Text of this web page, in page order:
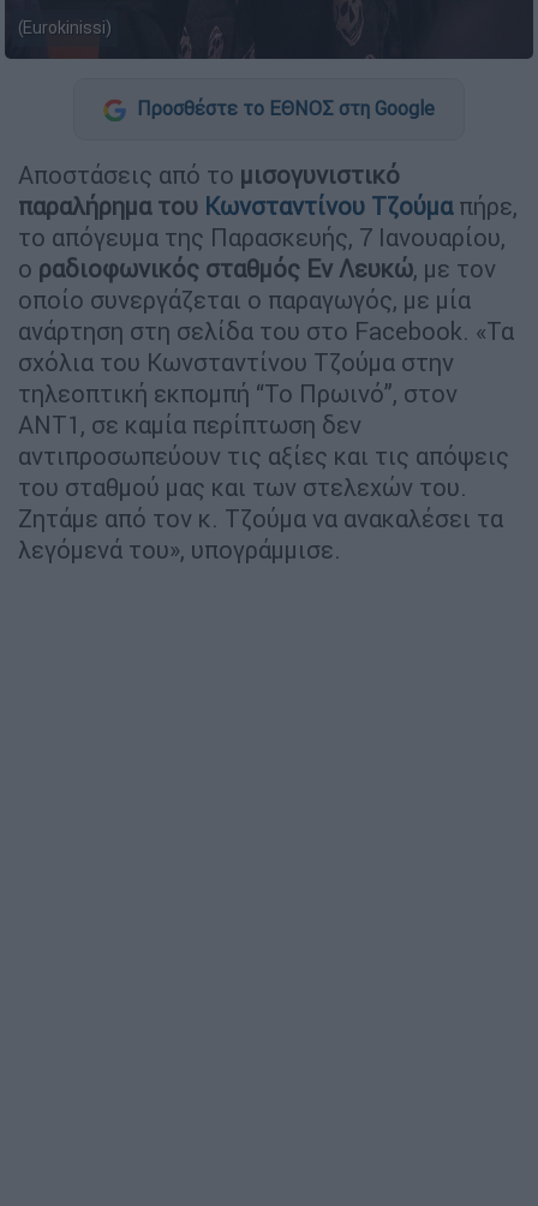
(Eurokinissi)
Προσθέστε το ΕΘΝΟΣ στη Google
Αποστάσεις από το μισογυνιστικό
παραλήρημα του Κωνσταντίνου Τζούμα πήρε,
το απόγευμα της Παρασκευής, 7 Ιανουαρίου,
ο ραδιοφωνικός σταθμός Εν Λευκώ, με τον
οποίο συνεργάζεται ο παραγωγός, με μία
ανάρτηση στη σελίδα του στο Facebook. «Τα
σχόλια του Κωνσταντίνου Τζούμα στην
τηλεοπτική εκπομπή “Το Πρωινό”, στον
ΑΝΤ1, σε καμία περίπτωση δεν
αντιπροσωπεύουν τις αξίες και τις απόψεις
του σταθμού μας και των στελεχών του.
Ζητάμε από τον κ. Τζούμα να ανακαλέσει τα
λεγόμενά του», υπογράμμισε.